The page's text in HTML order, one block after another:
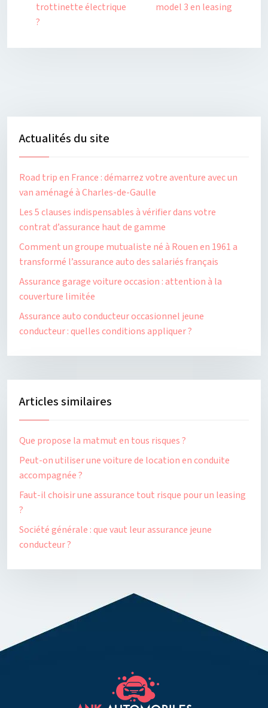
trottinette électrique
?
model 3 en leasing
Actualités du site
Road trip en France : démarrez votre aventure avec un
van aménagé à Charles-de-Gaulle
Les 5 clauses indispensables à vérifier dans votre
contrat d’assurance haut de gamme
Comment un groupe mutualiste né à Rouen en 1961 a
transformé l’assurance auto des salariés français
Assurance garage voiture occasion : attention à la
couverture limitée
Assurance auto conducteur occasionnel jeune
conducteur : quelles conditions appliquer ?
Articles similaires
Que propose la matmut en tous risques ?
Peut-on utiliser une voiture de location en conduite
accompagnée ?
Faut-il choisir une assurance tout risque pour un leasing
?
Société générale : que vaut leur assurance jeune
conducteur ?